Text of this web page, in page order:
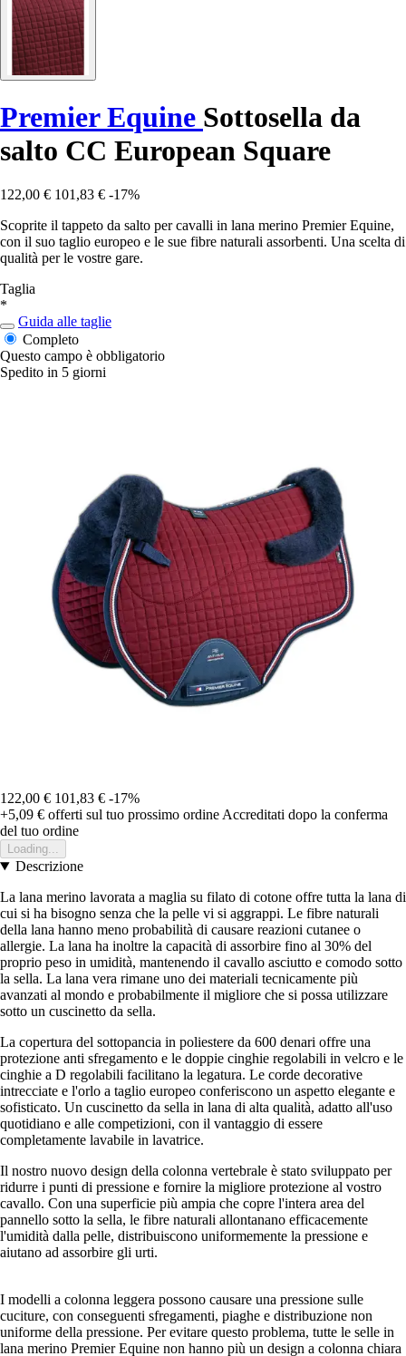
Premier Equine Sottosella da
salto CC European Square
122,00 € 101,83 € -17%
Scoprite il tappeto da salto per cavalli in lana merino Premier Equine,
con il suo taglio europeo e le sue fibre naturali assorbenti. Una scelta di
qualità per le vostre gare.
Taglia
*
Guida alle taglie
Completo
Questo campo è obbligatorio
Spedito in 5 giorni
122,00 € 101,83 € -17%
+5,09 € offerti sul tuo prossimo ordine Accreditati dopo la conferma
del tuo ordine
Loading...
Descrizione
La lana merino lavorata a maglia su filato di cotone offre tutta la lana di
cui si ha bisogno senza che la pelle vi si aggrappi. Le fibre naturali
della lana hanno meno probabilità di causare reazioni cutanee o
allergie. La lana ha inoltre la capacità di assorbire fino al 30% del
proprio peso in umidità, mantenendo il cavallo asciutto e comodo sotto
la sella. La lana vera rimane uno dei materiali tecnicamente più
avanzati al mondo e probabilmente il migliore che si possa utilizzare
sotto un cuscinetto da sella.
La copertura del sottopancia in poliestere da 600 denari offre una
protezione anti sfregamento e le doppie cinghie regolabili in velcro e le
cinghie a D regolabili facilitano la legatura. Le corde decorative
intrecciate e l'orlo a taglio europeo conferiscono un aspetto elegante e
sofisticato. Un cuscinetto da sella in lana di alta qualità, adatto all'uso
quotidiano e alle competizioni, con il vantaggio di essere
completamente lavabile in lavatrice.
Il nostro nuovo design della colonna vertebrale è stato sviluppato per
ridurre i punti di pressione e fornire la migliore protezione al vostro
cavallo. Con una superficie più ampia che copre l'intera area del
pannello sotto la sella, le fibre naturali allontanano efficacemente
l'umidità dalla pelle, distribuiscono uniformemente la pressione e
aiutano ad assorbire gli urti.
I modelli a colonna leggera possono causare una pressione sulle
cuciture, con conseguenti sfregamenti, piaghe e distribuzione non
uniforme della pressione. Per evitare questo problema, tutte le selle in
lana merino Premier Equine non hanno più un design a colonna chiara